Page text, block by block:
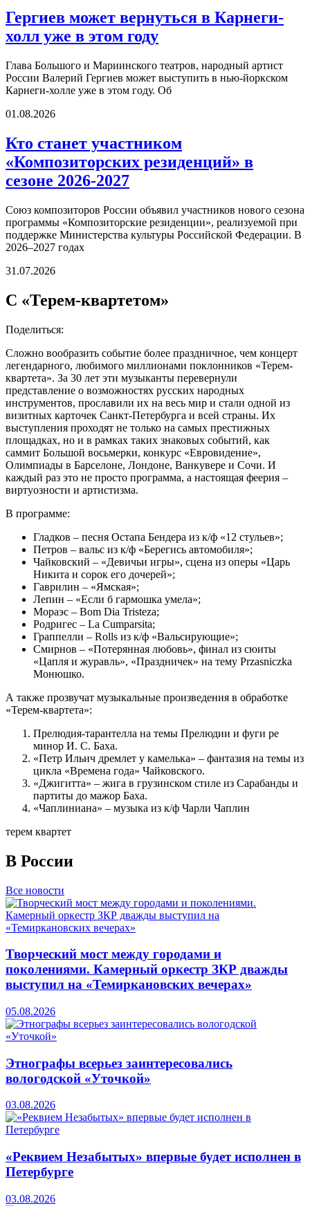
Гергиев может вернуться в Карнеги-
холл уже в этом году
Глава Большого и Мариинского театров, народный артист
России Валерий Гергиев может выступить в нью-йоркском
Карнеги-холле уже в этом году. Об
01.08.2026
Кто станет участником
«Композиторских резиденций» в
сезоне 2026-2027
Союз композиторов России объявил участников нового сезона
программы «Композиторские резиденции», реализуемой при
поддержке Министерства культуры Российской Федерации. В
2026–2027 годах
31.07.2026
C «Терем-квартетом»
Поделиться:
Сложно вообразить событие более праздничное, чем концерт
легендарного, любимого миллионами поклонников «Терем-
квартета». За 30 лет эти музыканты перевернули
представление о возможностях русских народных
инструментов, прославили их на весь мир и стали одной из
визитных карточек Санкт-Петербурга и всей страны. Их
выступления проходят не только на самых престижных
площадках, но и в рамках таких знаковых событий, как
саммит Большой восьмерки, конкурс «Евровидение»,
Олимпиады в Барселоне, Лондоне, Ванкувере и Сочи. И
каждый раз это не просто программа, а настоящая феерия –
виртуозности и артистизма.
В программе:
Гладков – песня Остапа Бендера из к/ф «12 стульев»;
Петров – вальс из к/ф «Берегись автомобиля»;
Чайковский – «Девичьи игры», сцена из оперы «Царь
Никита и сорок его дочерей»;
Гаврилин – «Ямская»;
Лепин – «Если б гармошка умела»;
Мораэс – Bom Dia Tristeza;
Родригес – La Сumparsita;
Граппелли – Rolls из к/ф «Вальсирующие»;
Смирнов – «Потерянная любовь», финал из сюиты
«Цапля и журавль», «Праздничек» на тему Przasniczka
Монюшко.
А также прозвучат музыкальные произведения в обработке
«Терем-квартета»:
Прелюдия-тарантелла на темы Прелюдии и фуги ре
минор И. С. Баха.
«Петр Ильич дремлет у камелька» – фантазия на темы из
цикла «Времена года» Чайковского.
«Джигитта» – жига в грузинском стиле из Сарабанды и
партиты до мажор Баха.
«Чаплиниана» – музыка из к/ф Чарли Чаплин
терем квартет
В России
Все новости
Творческий мост между городами и
поколениями. Камерный оркестр ЗКР дважды
выступил на «Темиркановских вечерах»
05.08.2026
Этнографы всерьез заинтересовались
вологодской «Уточкой»
03.08.2026
«Реквием Незабытых» впервые будет исполнен в
Петербурге
03.08.2026